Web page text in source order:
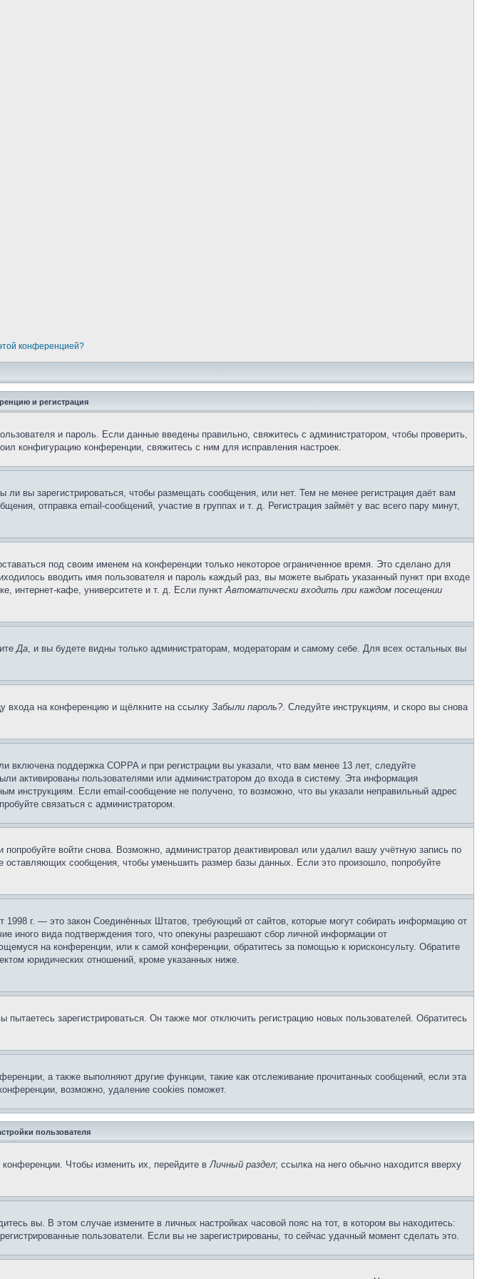
конференцией?
и регистрация
и пароль. Если данные введены правильно, свяжитесь с администратором, чтобы проверить,
конфигурацию конференции, свяжитесь с ним для исправления настроек.
вы зарегистрироваться, чтобы размещать сообщения, или нет. Тем не менее регистрация даёт вам
отправка email-сообщений, участие в группах и т. д. Регистрация займёт у вас всего пару минут,
под своим именем на конференции только некоторое ограниченное время. Это сделано для
вводить имя пользователя и пароль каждый раз, вы можете выбрать указанный пункт при входе
интернет-кафе, университете и т. д. Если пунктАвтоматически входить при каждом посещении
Да, и вы будете видны только администраторам, модераторам и самому себе. Для всех остальных вы
входа на конференцию и щёлкните на ссылку Забыли пароль?. Следуйте инструкциям, и скоро вы снова
поддержка COPPA и при регистрации вы указали, что вам менее 13 лет, следуйте
активированы пользователями или администратором до входа в систему. Эта информация
инструкциям. Если email-сообщение не получено, то возможно, что вы указали неправильный адрес
связаться с администратором.
войти снова. Возможно, администратор деактивировал или удалил вашу учётную запись по
сообщения, чтобы уменьшить размер базы данных. Если это произошло, попробуйте
г. — это закон Соединённых Штатов, требующий от сайтов, которые могут собирать информацию от
иного вида подтверждения того, что опекуны разрешают сбор личной информации от
на конференции, или к самой конференции, обратитесь за помощью к юрисконсульту. Обратите
юридических отношений, кроме указанных ниже.
зарегистрироваться. Он также мог отключить регистрацию новых пользователей. Обратитесь
а также выполняют другие функции, такие как отслеживание прочитанных сообщений, если эта
возможно, удаление cookies поможет.
пользователя
Чтобы изменить их, перейдите вЛичный раздел; ссылка на него обычно находится вверху
вы. В этом случае измените в личных настройках часовой пояс на тот, в котором вы находитесь:
пользователи. Если вы не зарегистрированы, то сейчас удачный момент сделать это.